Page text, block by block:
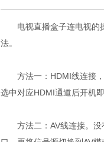
电视直播盒子连电视的
法。
方法一： HDMI线连接
选中对应HDMI通道后开机
方法二： AV线连接。没